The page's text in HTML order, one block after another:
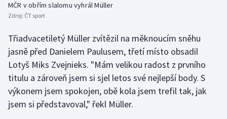
Jezdectví
Krasobruslení
Lezení
Lyže a snowboard
MČR v obřím slalomu vyhrál Müller
Zdroj: ČT sport
Třiadvacetiletý Müller zvítězil na měknoucím sněhu
jasně před Danielem Paulusem, třetí místo obsadil
Lotyš Miks Zvejnieks. "Mám velikou radost z prvního
titulu a zároveň jsem si sjel letos své nejlepší body. S
výkonem jsem spokojen, obě kola jsem trefil tak, jak
jsem si představoval," řekl Müller.